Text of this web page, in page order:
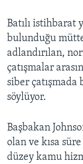
Batılı istihbarat
bulunduğu
adlandırılan,
çatışmalar
siber
söylüyor.
Başbakan
olan ve kısa
düzey kamu